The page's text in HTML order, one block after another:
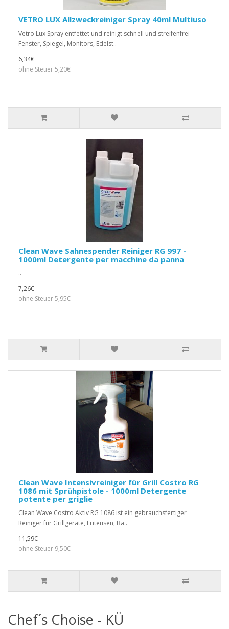
VETRO LUX Allzweckreiniger Spray 40ml Multiuso
Vetro Lux Spray entfettet und reinigt schnell und streifenfrei
Fenster, Spiegel, Monitors, Edelst..
6,34€
ohne Steuer 5,20€
Clean Wave Sahnespender Reiniger RG 997 -
1000ml Detergente per macchine da panna
..
7,26€
ohne Steuer 5,95€
Clean Wave Intensivreiniger für Grill Costro RG
1086 mit Sprühpistole - 1000ml Detergente
potente per griglie
Clean Wave Costro Aktiv RG 1086 ist ein gebrauchsfertiger
Reiniger für Grillgeräte, Friteusen, Ba..
11,59€
ohne Steuer 9,50€
Chef´s Choise - KÜ